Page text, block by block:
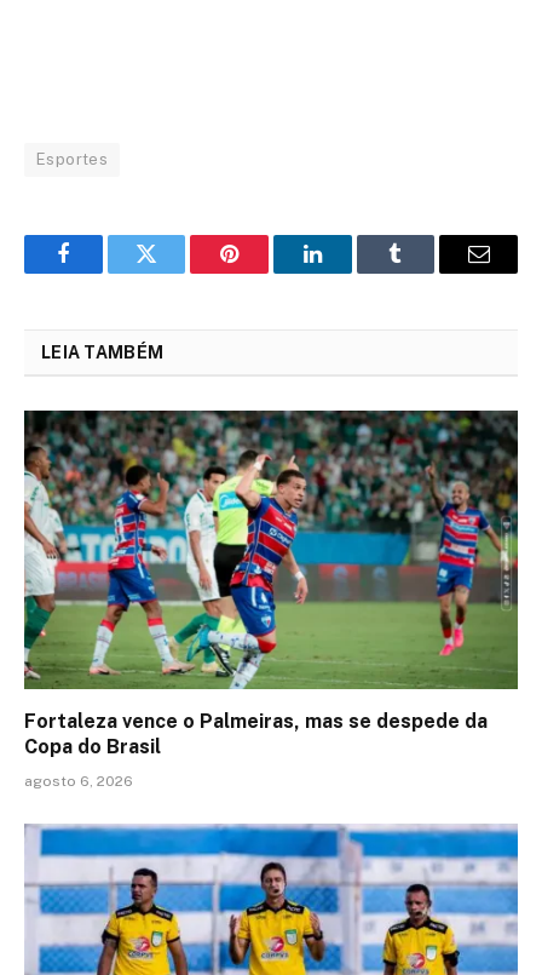
Esportes
FacebookTwitter Pinterest LinkedInTumblr Email
LEIA TAMBÉM
Fortaleza vence o Palmeiras, mas se despede da
Copa do Brasil
agosto 6, 2026